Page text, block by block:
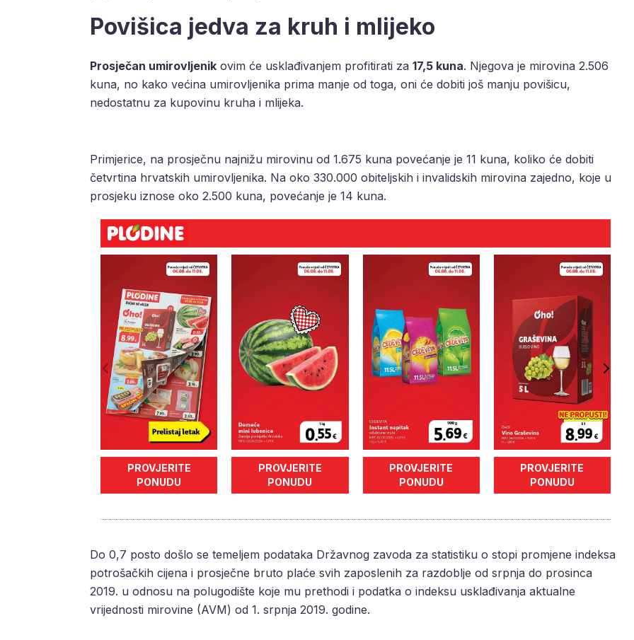
Povišica jedva za kruh i mlijeko
Prosječan umirovljenik ovim će usklađivanjem profitirati za 17,5 kuna. Njegova je mirovina 2.506
kuna, no kako većina umirovljenika prima manje od toga, oni će dobiti još manju povišicu,
nedostatnu za kupovinu kruha i mlijeka.
Primjerice, na prosječnu najnižu mirovinu od 1.675 kuna povećanje je 11 kuna, koliko će dobiti
četvrtina hrvatskih umirovljenika. Na oko 330.000 obiteljskih i invalidskih mirovina zajedno, koje u
prosjeku iznose oko 2.500 kuna, povećanje je 14 kuna.
PROVJERITE
PONUDU
PROVJERITE
PONUDU
PROVJERITE
PONUDU
PROVJERITE
PONUDU
Do 0,7 posto došlo se temeljem podataka Državnog zavoda za statistiku o stopi promjene indeksa
potrošačkih cijena i prosječne bruto plaće svih zaposlenih za razdoblje od srpnja do prosinca
2019. u odnosu na polugodište koje mu prethodi i podatka o indeksu usklađivanja aktualne
vrijednosti mirovine (AVM) od 1. srpnja 2019. godine.